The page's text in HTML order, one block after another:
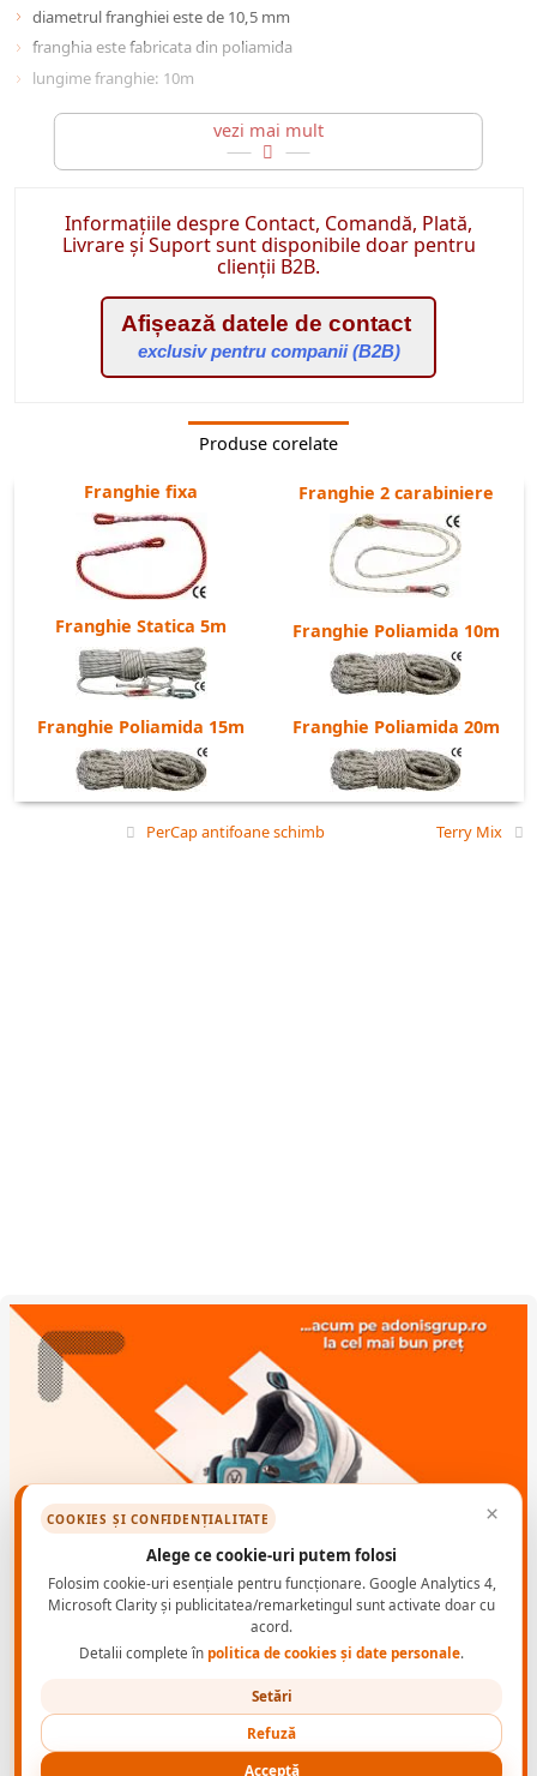
diametrul franghiei este de 10,5 mm
franghia este fabricata din poliamida
lungime franghie: 10m
Informațiile despre Contact, Comandă, Plată,
Livrare și Suport sunt disponibile doar pentru
clienții B2B.
Afișează datele de contact
exclusiv pentru companii (B2B)
Produse corelate
Franghie fixa Franghie 2 carabiniere
Franghie Statica 5m Franghie Poliamida 10m
Franghie Poliamida 15m Franghie Poliamida 20m
PerCap antifoane schimb Terry Mix
COOKIES ȘI CONFIDENȚIALITATE ×
Alege ce cookie-uri putem folosi
Folosim cookie-uri esențiale pentru funcționare. Google Analytics 4,
Microsoft Clarity și publicitatea/remarketingul sunt activate doar cu
acord.
Detalii complete în politica de cookies și date personale.
Setări
Refuză
Acceptă